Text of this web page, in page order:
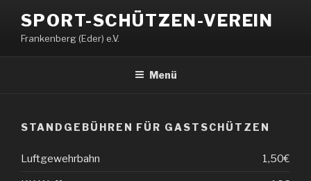
Inhalt
springen
SPORT-SCHÜTZEN-VEREIN
Frankenberg (Eder) e.V.
Menü
STANDGEBÜHREN FÜR GASTSCHÜTZEN
Luftgewehrbahn 1,50€